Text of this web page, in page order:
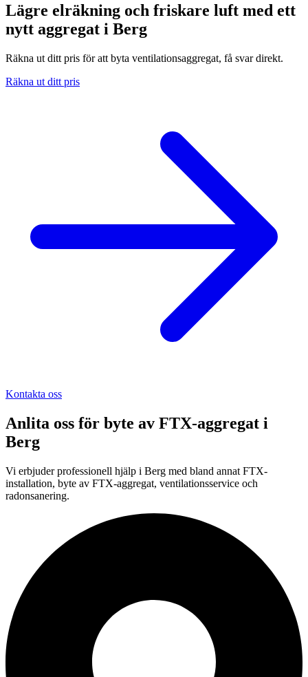
Lägre elräkning och friskare luft med ett
nytt aggregat i Berg
Räkna ut ditt pris för att byta ventilationsaggregat, få svar direkt.
Räkna ut ditt pris
Kontakta oss
Anlita oss för byte av FTX-aggregat i
Berg
Vi erbjuder professionell hjälp i Berg med bland annat FTX-
installation, byte av FTX-aggregat, ventilationsservice och
radonsanering.